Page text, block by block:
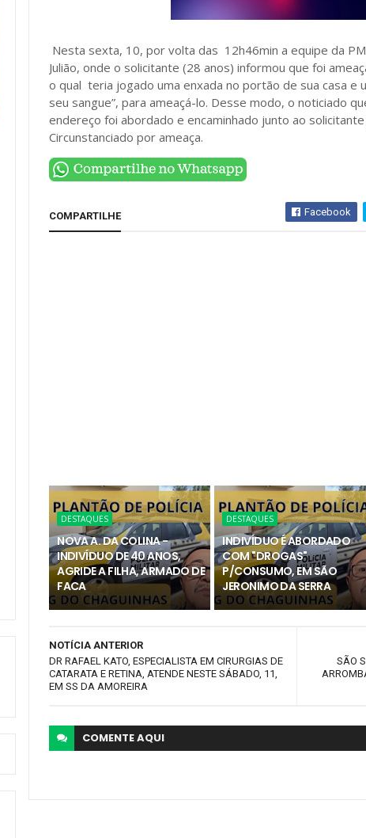
Nesta sexta, 10, por volta das 12h46min a equipe da
Julião, onde o solicitante (28 anos) informou que foi
o qual teria jogado uma enxada no portão de sua casa e
seu sangue”, para ameaçá-lo. Desse modo, o noticiado
endereço foi abordado e encaminhado junto ao
Circunstanciado por ameaça.
COMPARTILHE Facebook
DESTAQUES
NOVA A. DA COLINA -
INDIVÍDUO DE 40 ANOS,
AGRIDE A FILHA, ARMADO DE
FACA
DESTAQUES
INDIVÍDUO É ABORDADO
COM "DROGAS"
P/CONSUMO, EM SÃO
JERONIMO DA SERRA
SÃO
NOTÍCIA ANTERIOR
DR RAFAEL KATO, ESPECIALISTA EM CIRURGIAS DE
CATARATA E RETINA, ATENDE NESTE SÁBADO, 11,
EM SS DA AMOREIRA
COMENTEAQUI